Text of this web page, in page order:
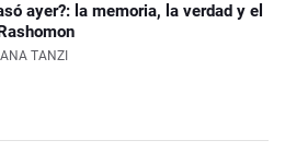
ayer?: la memoria, la verdad y el
TANZI